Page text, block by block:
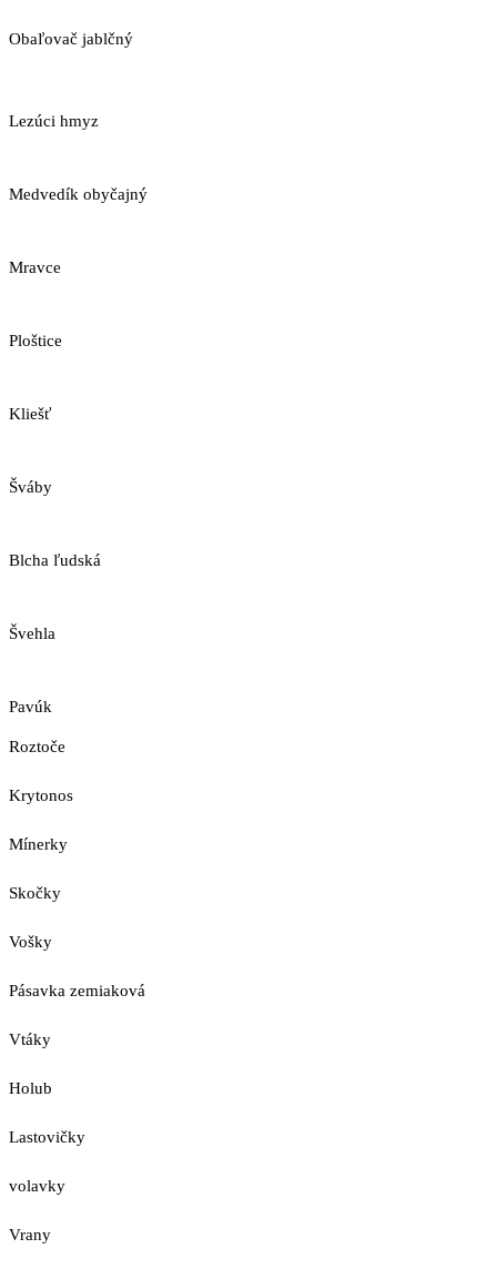
Obaľovač jablčný
Lezúci hmyz
Medvedík obyčajný
Mravce
Ploštice
Kliešť
Šváby
Blcha ľudská
Švehla
Pavúk
Roztoče
Krytonos
Mínerky
Skočky
Vošky
Pásavka zemiaková
Vtáky
Holub
Lastovičky
volavky
Vrany